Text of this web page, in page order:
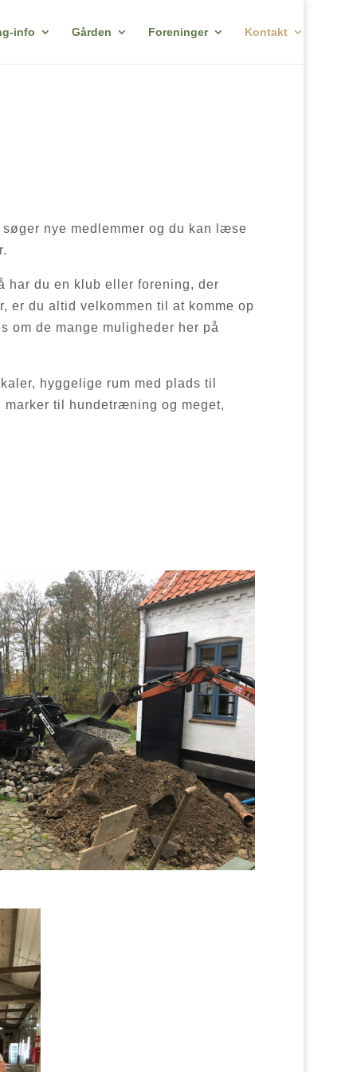
info Gården Foreninger Kontakt
nye medlemmer og du kan læse
har du en klub eller forening, der
er du altid velkommen til at komme op
om de mange muligheder her på
hyggelige rum med plads til
til hundetræning og meget,